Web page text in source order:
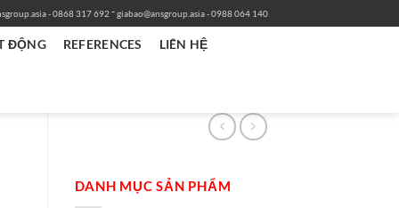
- 0868 317 692 -giabao@ansgroup.asia- 0988 064 140
ĐỘNG REFERENCES LIÊN HỆ
DANH MỤC SẢN PHẨM